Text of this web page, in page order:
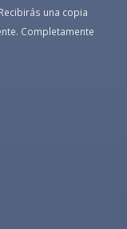
una copia
Completamente